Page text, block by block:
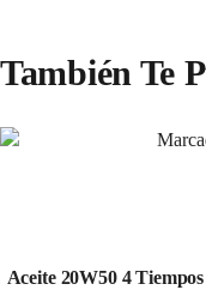
También Te
Aceite 20W50 4